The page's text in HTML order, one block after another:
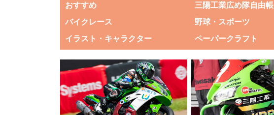
おすすめ 三陽工業広め隊自由帳
バイクレース
野球・スポーツ
イラスト・キャラクター
ペーパークラフト